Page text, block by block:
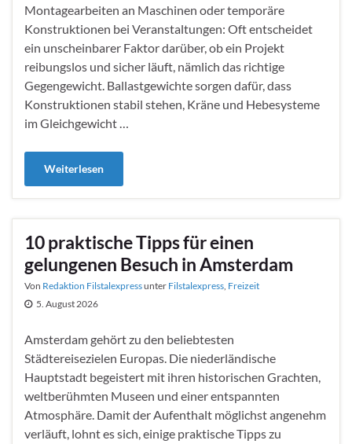
Montagearbeiten an Maschinen oder temporäre
Konstruktionen bei Veranstaltungen: Oft entscheidet
ein unscheinbarer Faktor darüber, ob ein Projekt
reibungslos und sicher läuft, nämlich das richtige
Gegengewicht. Ballastgewichte sorgen dafür, dass
Konstruktionen stabil stehen, Kräne und Hebesysteme
im Gleichgewicht …
Weiterlesen
10 praktische Tipps für einen
gelungenen Besuch in Amsterdam
Von Redaktion Filstalexpressunter Filstalexpress, Freizeit
5. August 2026
Amsterdam gehört zu den beliebtesten
Städtereisezielen Europas. Die niederländische
Hauptstadt begeistert mit ihren historischen Grachten,
weltberühmten Museen und einer entspannten
Atmosphäre. Damit der Aufenthalt möglichst angenehm
verläuft, lohnt es sich, einige praktische Tipps zu